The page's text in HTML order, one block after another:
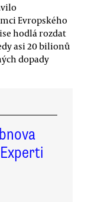
Evropského
hodlá rozdat
asi 20 bilionů
dopady